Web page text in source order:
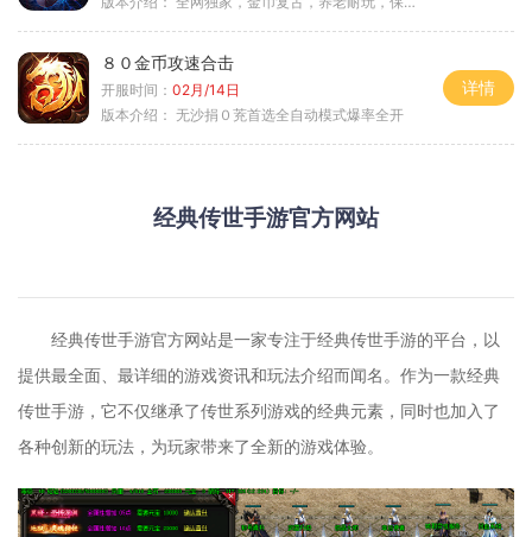
８０金币攻速合击
开服时间： 02月/14日
版本介绍： 无沙捐０茺首选全自动模式爆率全开
详情
经典传世手游官方网站
经典传世手游官方网站是一家专注于经典传世手游的平台，以
提供最全面、最详细的游戏资讯和玩法介绍而闻名。作为一款经典
传世手游，它不仅继承了传世系列游戏的经典元素，同时也加入了
各种创新的玩法，为玩家带来了全新的游戏体验。